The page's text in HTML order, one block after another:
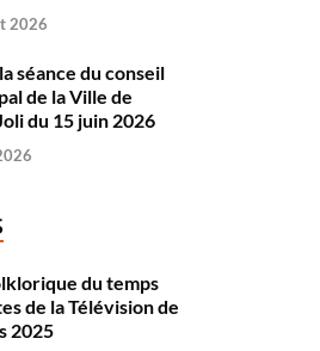
2026
séance du conseil
de la Ville de
du 15 juin 2026
du temps
de la Télévision de
2025